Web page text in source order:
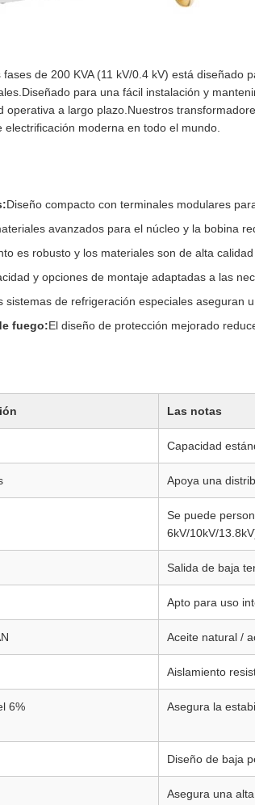
de 200 KVA (11 kV/0.4 kV) está diseñado
para una fácil instalación y
operativa a largo plazo.Nuestros
moderna en todo el mundo.
Diseño compacto con terminales modulares
avanzados para el núcleo y la bobina
es robusto y los materiales son de alta
y opciones de montaje adaptadas a las
sistemas de refrigeración especiales aseguran
fuego:El diseño de protección mejorado
Las notas
Capacidad
Apoya una
Se puede
6kV/10kV/
Salida de baja
Apto para uso
Aceite natural /
Aislamiento
6% Asegura la
Diseño de baja
Asegura una